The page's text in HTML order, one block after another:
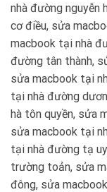
nhà đường nguyễn
cơ điều, sửa
macbook tại nhà
đường tân thành,
sửa macbook tại
tại nhà đường
hà tôn quyền, sửa
sửa macbook tại
tại nhà đường tạ
trường toản, sửa
đông, sửa